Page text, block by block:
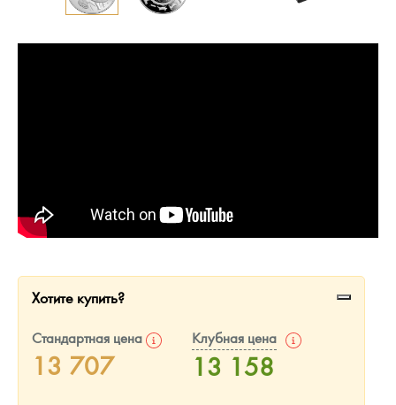
Русская нумизматика
Золотая карманная галерея
Хотите купить?
Стандартная цена
13 707
Клубная цена
13 158